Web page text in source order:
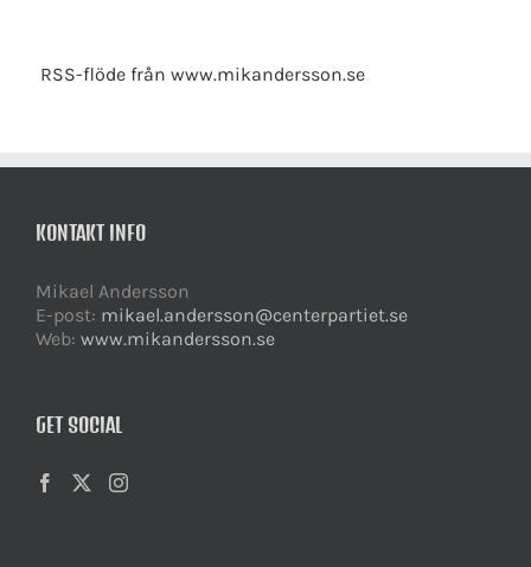
RSS-flöde från www.mikandersson.se
KONTAKT INFO
Mikael Andersson
E-post: mikael.andersson@centerpartiet.se
Web: www.mikandersson.se
GET SOCIAL